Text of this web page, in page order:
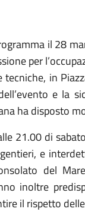
il 28
per
in
e la
ha disposto
21.00 di
e
del
inoltre
il rispetto